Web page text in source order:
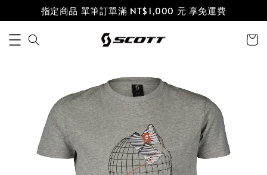
指定商品 單筆訂單滿 NT$1,000 元 享免運費